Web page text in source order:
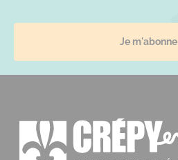
Je m'abonne